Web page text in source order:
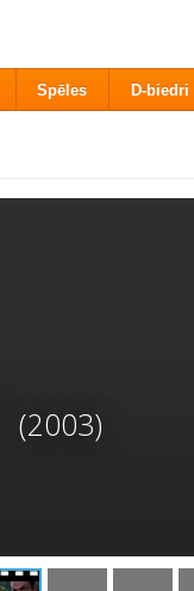
Spēles D-biedri
(2003)